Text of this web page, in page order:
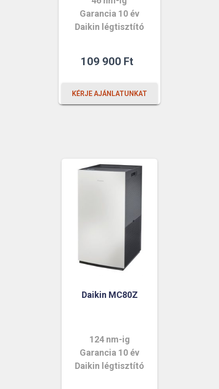
Garancia 10 év
Daikin légtisztító
109 900 Ft
KÉRJE AJÁNLATUNKAT
Daikin MC80Z
124 nm-ig
Garancia 10 év
Daikin légtisztító